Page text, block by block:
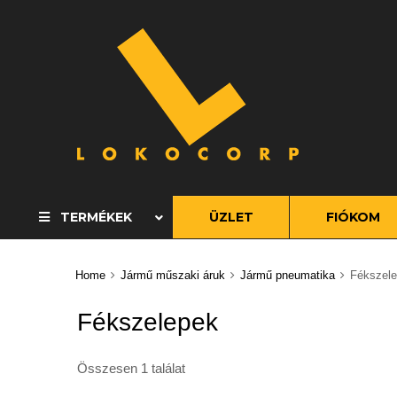
TERMÉKEK ÜZLET FIÓKOM
Home Jármű műszaki áruk Jármű pneumatika
Fékszelepek
Összesen 1 találat